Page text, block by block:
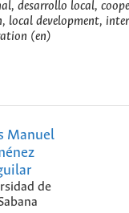
desarrollo local,
local development,
(en)
Manuel
de